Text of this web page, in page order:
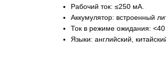
Рабочий ток: ≤250 мА.
Аккумулятор: встроенный
Ток в режиме ожидания: <40
Языки: английский,